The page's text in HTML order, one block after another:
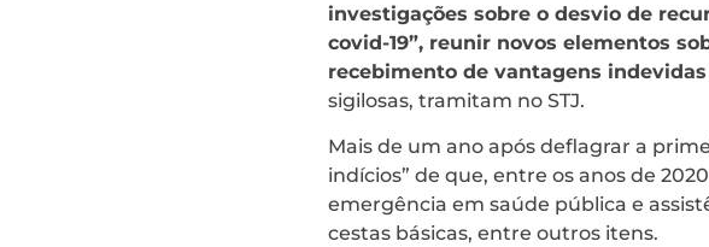
investigações sobre o desvio de
covid-19”, reunir novos elementos
recebimento de vantagens
sigilosas, tramitam no STJ.
Mais de um ano após deflagrar a
indícios” de que, entre os anos de
emergência em saúde pública e
cestas básicas, entre outros itens.